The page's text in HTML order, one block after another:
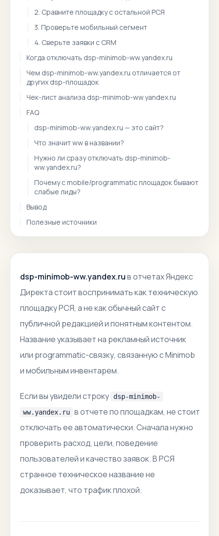
2. Сравните площадку с остальной РСЯ
3. Проверьте мобильный сегмент
4. Сверьте заявки с CRM
Когда отключать dsp-minimob-ww.yandex.ru
Чем dsp-minimob-ww.yandex.ru отличается от
других dsp-площадок
Чек-лист анализа dsp-minimob-ww.yandex.ru
FAQ
dsp-minimob-ww.yandex.ru — это сайт?
Что значит ww в названии?
Нужно ли сразу отключать dsp-minimob-
ww.yandex.ru?
Почему с mobile/programmatic площадок бывают
слабые лиды?
Вывод
Полезные источники
dsp-minimob-ww.yandex.ruв отчетах Яндекс
Директа стоит воспринимать как техническую
площадку РСЯ, а не как обычный сайт с
публичной редакцией и понятным контентом.
Название указывает на рекламный источник
или programmatic-связку, связанную с Minimob
и мобильным инвентарем.
Если вы увидели строку
dsp-minimob-
ww.yandex.ru в отчете по площадкам, не стоит
отключать ее автоматически. Сначала нужно
проверить расход, цели, поведение
пользователей и качество заявок. В РСЯ
странное техническое название не
доказывает, что трафик плохой.